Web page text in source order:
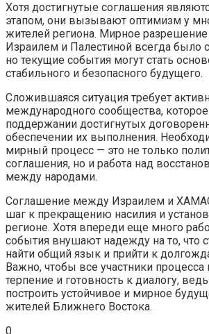
Хотя достигнутые соглашения
этапом, они вызывают оптимизм у
жителей региона. Мирное
Израилем и Палестиной всегда было
но текущие события могут стать
стабильного и безопасного будущего.
Сложившаяся ситуация требует
международного сообщества,
поддержании достигнутых
обеспечении их выполнения.
мирный процесс — это не только
соглашения, но и работа над
между народами.
Соглашение между Израилем и
шаг к прекращению насилия и
регионе. Хотя впереди еще много
события внушают надежду на то, что
найти общий язык и прийти к
Важно, чтобы все участники процесса
терпение и готовность к диалогу,
построить устойчивое и мирное
жителей Ближнего Востока.
0